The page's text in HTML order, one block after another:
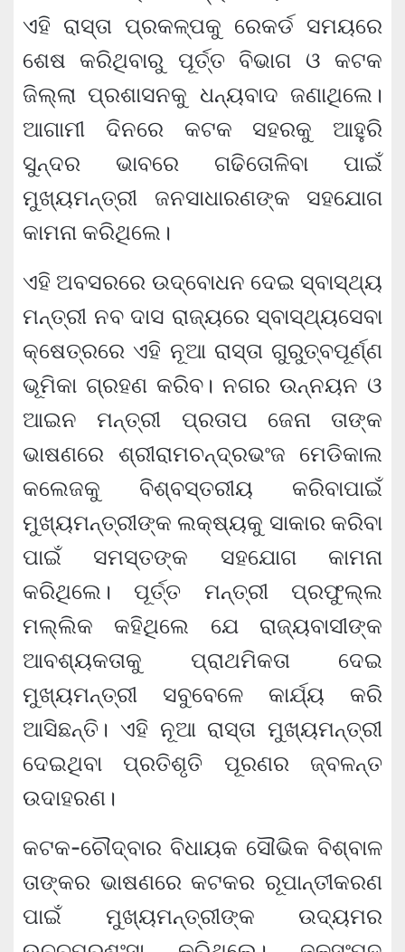
ଏହି ରାସ୍ତା ପ୍ରକଳ୍ପକୁ ରେକର୍ଡ ସମୟରେ
ଶେଷ କରିଥିବାରୁ ପୂର୍ତ୍ତ ବିଭାଗ ଓ କଟକ
ଜିଲ୍ଲା ପ୍ରଶାସନକୁ ଧନ୍ୟବାଦ ଜଣାଥିଲେ।
ଆଗାମୀ ଦିନରେ କଟକ ସହରକୁ ଆହୁରି
ସୁନ୍ଦର ଭାବରେ ଗଢିତୋଳିବା ପାଇଁ
ମୁଖ୍ୟମନ୍ତ୍ରୀ ଜନସାଧାରଣଙ୍କ ସହଯୋଗ
କାମନା କରିଥିଲେ।
ଏହି ଅବସରରେ ଉଦ୍‌ବୋଧନ ଦେଇ ସ୍ବାସ୍ଥ୍ୟ
ମନ୍ତ୍ରୀ ନବ ଦାସ ରାଜ୍ୟରେ ସ୍ବାସ୍ଥ୍ୟସେବା
କ୍ଷେତ୍ରରେ ଏହି ନୂଆ ରାସ୍ତା ଗୁରୁତ୍ବପୂର୍ଣ୍ଣ
ଭୂମିକା ଗ୍ରହଣ କରିବ। ନଗର ଉନ୍ନୟନ ଓ
ଆଇନ ମନ୍ତ୍ରୀ ପ୍ରତାପ ଜେନା ତାଙ୍କ
ଭାଷଣରେ ଶ୍ରୀରାମଚନ୍ଦ୍ରଭଂଜ ମେଡିକାଲ
କଲେଜକୁ ବିଶ୍ବସ୍ତରୀୟ କରିବାପାଇଁ
ମୁଖ୍ୟମନ୍ତ୍ରୀଙ୍କ ଲକ୍ଷ୍ୟକୁ ସାକାର କରିବା
ପାଇଁ ସମସ୍ତଙ୍କ ସହଯୋଗ କାମନା
କରିଥିଲେ। ପୂର୍ତ୍ତ ମନ୍ତ୍ରୀ ପ୍ରଫୁଲ୍ଲ
ମଲ୍ଲିକ କହିଥିଲେ ଯେ ରାଜ୍ୟବାସୀଙ୍କ
ଆବଶ୍ୟକତାକୁ ପ୍ରାଥମିକତା ଦେଇ
ମୁଖ୍ୟମନ୍ତ୍ରୀ ସବୁବେଳେ କାର୍ଯ୍ୟ କରି
ଆସିଛନ୍ତି। ଏହି ନୂଆ ରାସ୍ତା ମୁଖ୍ୟମନ୍ତ୍ରୀ
ଦେଇଥିବା ପ୍ରତିଶୃତି ପୂରଣର ଜ୍ବଳନ୍ତ
ଉଦାହରଣ।
କଟକ-ଚୌଦ୍ବାର ବିଧାୟକ ସୌଭିକ ବିଶ୍ବାଳ
ତାଙ୍କର ଭାଷଣରେ କଟକର ରୂପାନ୍ତୀକରଣ
ପାଇଁ ମୁଖ୍ୟମନ୍ତ୍ରୀଙ୍କ ଉଦ୍ୟମର